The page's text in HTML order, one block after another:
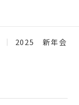
2025 新年会